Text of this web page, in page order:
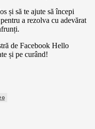
și să te ajute să începi
a rezolva cu adevărat
de Facebook Hello
și pe curând!